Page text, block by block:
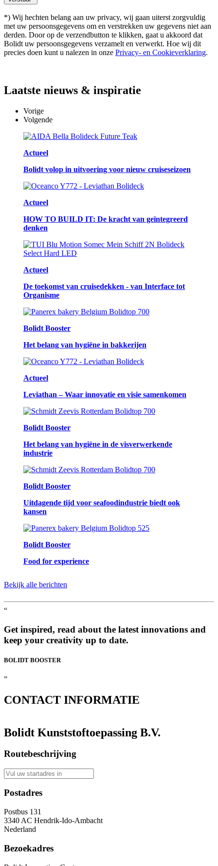
*) Wij hechten belang aan uw privacy, wij gaan uiterst zorgvuldig
met uw persoonsgegevens om en verstrekken uw gegevens niet aan
derden. Door op de verzendbutton te klikken, gaat u akkoord dat
Bolidt uw persoonsgegevens verzamelt en verwerkt. Hoe wij dit
precies doen kunt u nalezen in onze Privacy- en Cookieverklaring.
Laatste nieuws & inspiratie
Vorige
Volgende
Actueel
Bolidt volop in uitvoering voor nieuw cruiseseizoen
Actueel
HOW TO BUILD IT: De kracht van geïntegreerd
denken
Actueel
De toekomst van cruisedekken - van Interface tot
Organisme
Bolidt Booster
Het belang van hygiëne in bakkerijen
Actueel
Leviathan – Waar innovatie en visie samenkomen
Bolidt Booster
Het belang van hygiëne in de visverwerkende
industrie
Bolidt Booster
Uitdagende tijd voor seafoodindustrie biedt ook
kansen
Bolidt Booster
Food for experience
Bekijk alle berichten
“
Get inspired, read about the latest innovations and
keep your creativity up to date.
BOLIDT BOOSTER
”
CONTACT INFORMATIE
Bolidt Kunststoftoepassing B.V.
Routebeschrijving
Postadres
Postbus 131
3340 AC Hendrik-Ido-Ambacht
Nederland
Bezoekadres